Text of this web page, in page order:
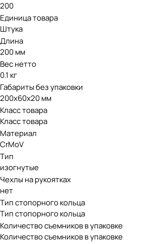
200
Единица товара
Штука
Длина
200 мм
Вес нетто
0.1 кг
Габариты без упаковки
200х60х20 мм
Класс товара
Класс товара
Материал
CrMoV
Тип
изогнутые
Чехлы на рукоятках
нет
Тип стопорного кольца
Тип стопорного кольца
Количество съемников в упаковке
Количество съемников в упаковке